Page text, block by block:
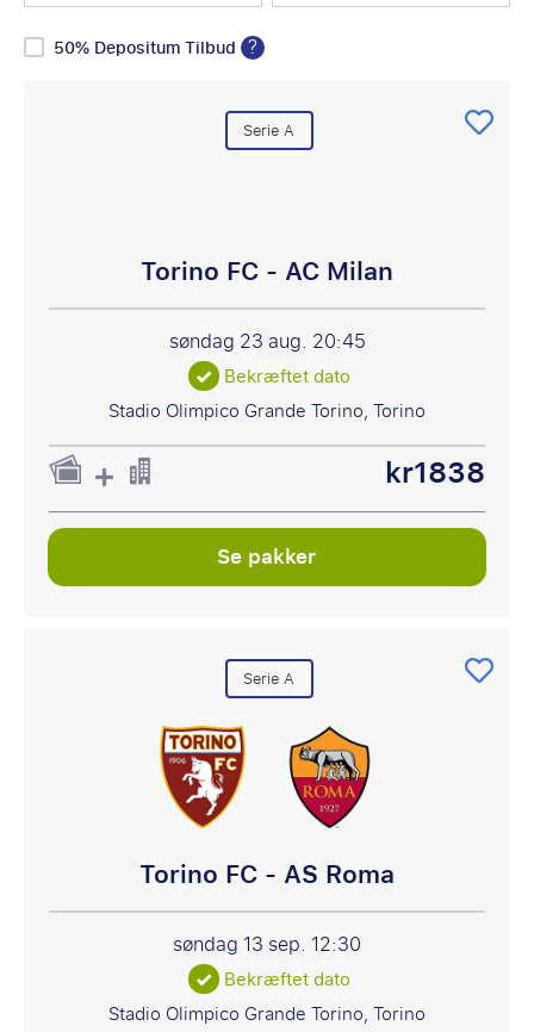
50% Depositum Tilbud ?
Serie A
Torino FC - AC Milan
søndag 23 aug. 20:45
Bekræftet dato
Stadio Olimpico Grande Torino, Torino
kr1838
Se pakker
Serie A
Torino FC - AS Roma
søndag 13 sep. 12:30
Bekræftet dato
Stadio Olimpico Grande Torino, Torino